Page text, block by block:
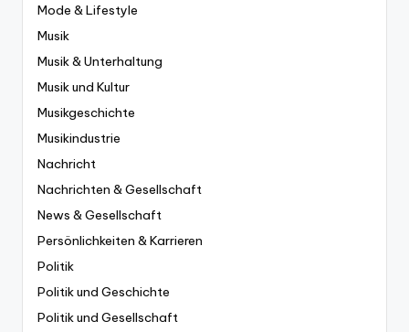
Mode & Lifestyle
Musik
Musik & Unterhaltung
Musik und Kultur
Musikgeschichte
Musikindustrie
Nachricht
Nachrichten & Gesellschaft
News & Gesellschaft
Persönlichkeiten & Karrieren
Politik
Politik und Geschichte
Politik und Gesellschaft